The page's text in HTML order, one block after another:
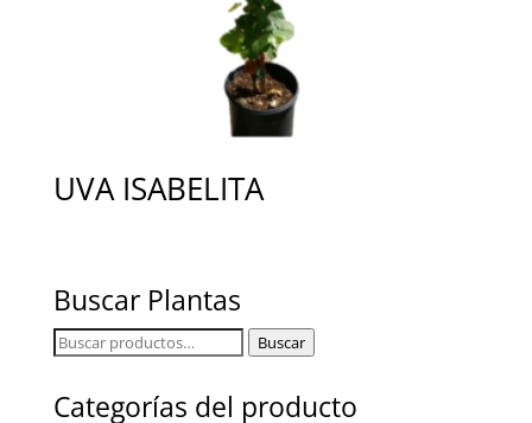
UVA ISABELITA
Buscar Plantas
Buscar
Buscar
Categorías del producto